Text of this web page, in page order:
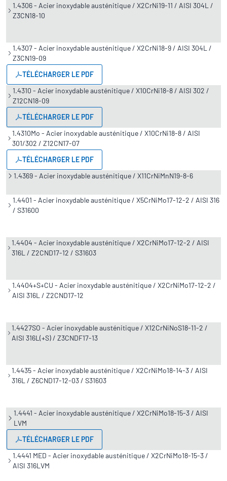
1.4306 - Acier inoxydable austénitique / X2CrNi19-11 / AISI 304L /
Z3CN18-10
1.4307 - Acier inoxydable austénitique / X2CrNi18-9 / AISI 304L /
Z3CN19-09
TÉLÉCHARGER LE PDF
1.4310 - Acier inoxydable austénitique / X10CrNi18-8 / AISI 302 /
Z12CN18-09
TÉLÉCHARGER LE PDF
1.4310Mo - Acier inoxydable austénitique / X10CrNi18-8 / AISI
301/302 / Z12CN17-07
TÉLÉCHARGER LE PDF
1.4369 - Acier inoxydable austénitique / X11CrNiMnN19-8-6
1.4401 - Acier inoxydable austénitique / X5CrNiMo17-12-2 / AISI 316
/ S31600
1.4404 - Acier inoxydable austénitique / X2CrNiMo17-12-2 / AISI
316L / Z2CND17-12 / S31603
1.4404+S+CU - Acier inoxydable austénitique / X2CrNiMo17-12-2 /
AISI 316L / Z2CND17-12
1.4427SO - Acier inoxydable austénitique / X12CrNiNoS18-11-2 /
AISI 316L(+S) / Z3CNDF17-13
1.4435 - Acier inoxydable austénitique / X2CrNiMo18-14-3 / AISI
316L / Z6CND17-12-03 / S31603
1.4441 - Acier inoxydable austénitique / X2CrNiMo18-15-3 / AISI
LVM
TÉLÉCHARGER LE PDF
1.4441 MED - Acier inoxydable austénitique / X2CrNiMo18-15-3 /
AISI 316LVM